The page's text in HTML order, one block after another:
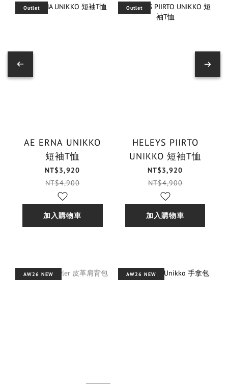
Outlet
AE ERNA UNIKKO
短袖T恤
NT$3,920
NT$4,900
加入購物車
Outlet
HELEYS PIIRTO
UNIKKO 短袖T恤
NT$3,920
NT$4,900
加入購物車
AW26 NEW AW26 NEW